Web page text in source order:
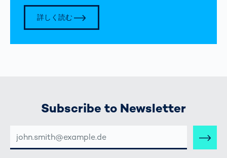
詳しく読む
Subscribe to Newsletter
MAIL-
ADRESSE